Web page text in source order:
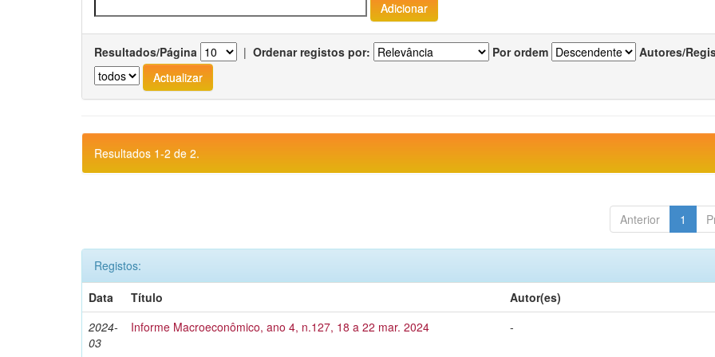
Resultados/Página | Ordenar registos por: Por ordem Autores/
Resultados 1-2 de 2.
Anterior 1
Registos:
Data
Título
Autor(es)
2024-
03
Informe Macroeconômico, ano 4, n.127, 18 a 22 mar. 2024 -